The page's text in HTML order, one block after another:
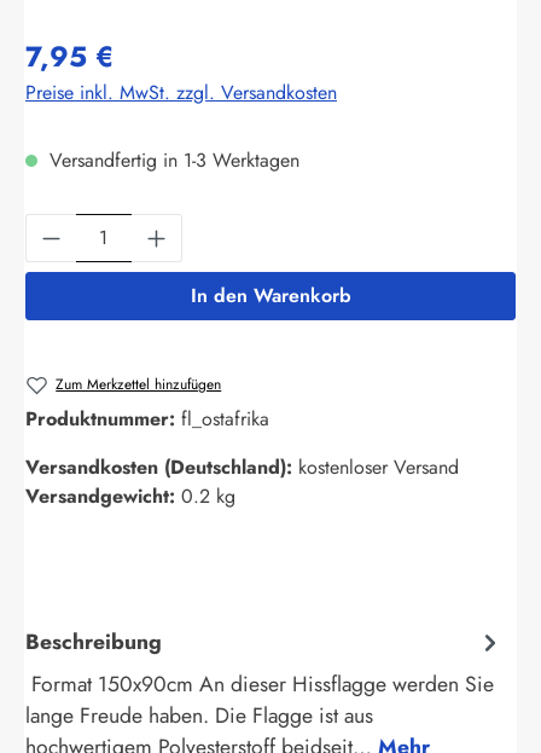
7,95 €
Preise inkl. MwSt. zzgl. Versandkosten
Versandfertig in 1-3 Werktagen
Produkt Anzahl: Gib den gewünschten
In den Warenkorb
Zum Merkzettel hinzufügen
Produktnummer: fl_ostafrika
Versandkosten (Deutschland): kostenloser Versand
Versandgewicht: 0.2 kg
Beschreibung
Format 150x90cm An dieser Hissflagge werden Sie
lange Freude haben. Die Flagge ist aus